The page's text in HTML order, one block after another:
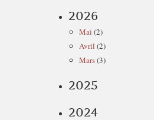
2026
Mai (2)
Avril (2)
Mars(3)
2025
2024